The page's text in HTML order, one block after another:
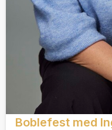
Boblefest med